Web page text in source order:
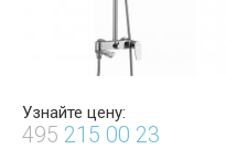
Узнайте цену:
495 215 00 23